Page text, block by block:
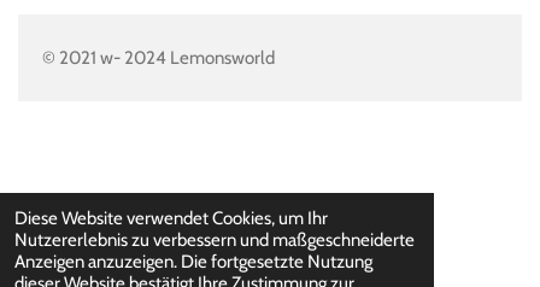
Diese Website verwendet Cookies, um Ihr
Nutzererlebnis zu verbessern und maßgeschneiderte
Anzeigen anzuzeigen. Die fortgesetzte Nutzung
© 2021 w- 2024 Lemonsworld